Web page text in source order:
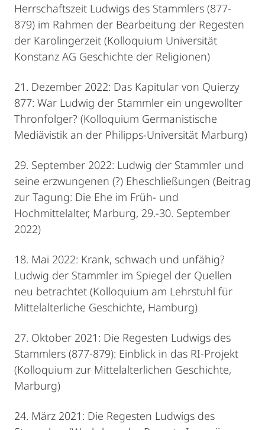
Herrschaftszeit Ludwigs des Stammlers (877-
879) im Rahmen der Bearbeitung der Regesten
der Karolingerzeit (Kolloquium Universität
Konstanz AG Geschichte der Religionen)
21. Dezember 2022: Das Kapitular von Quierzy
877: War Ludwig der Stammler ein ungewollter
Thronfolger? (Kolloquium Germanistische
Mediävistik an der Philipps-Universität Marburg)
29. September 2022: Ludwig der Stammler und
seine erzwungenen (?) Eheschließungen (Beitrag
zur Tagung: Die Ehe im Früh- und
Hochmittelalter, Marburg, 29.-30. September
2022)
18. Mai 2022: Krank, schwach und unfähig?
Ludwig der Stammler im Spiegel der Quellen
neu betrachtet (Kolloquium am Lehrstuhl für
Mittelalterliche Geschichte, Hamburg)
27. Oktober 2021: Die Regesten Ludwigs des
Stammlers (877-879): Einblick in das RI-Projekt
(Kolloquium zur Mittelalterlichen Geschichte,
Marburg)
24. März 2021: Die Regesten Ludwigs des